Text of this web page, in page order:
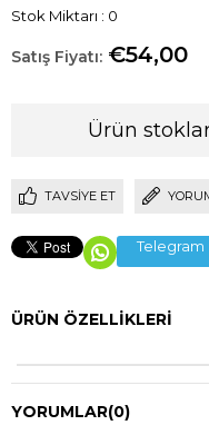
Stok Miktarı : 0
€54,00
Ürün
TAVSIYE ET
Telegram
ÜRÜN ÖZELLIKLERI
YORUMLAR(0)